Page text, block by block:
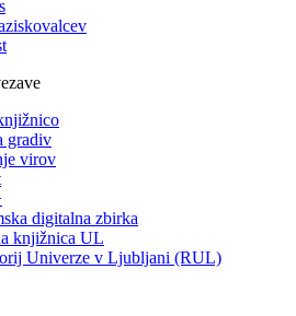
gradiv
virov
digitalna zbirka
knjižnica UL
Univerze v Ljubljani (RUL)